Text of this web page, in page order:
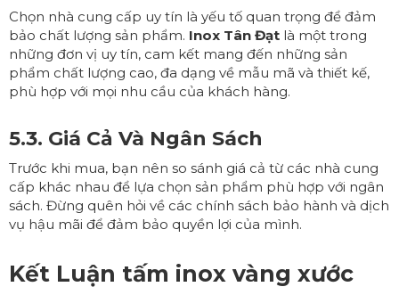
Chọn nhà cung cấp uy tín là yếu tố quan trọng để đảm
bảo chất lượng sản phẩm. Inox Tân Đạt là một trong
những đơn vị uy tín, cam kết mang đến những sản
phẩm chất lượng cao, đa dạng về mẫu mã và thiết kế,
phù hợp với mọi nhu cầu của khách hàng.
5.3. Giá Cả Và Ngân Sách
Trước khi mua, bạn nên so sánh giá cả từ các nhà cung
cấp khác nhau để lựa chọn sản phẩm phù hợp với ngân
sách. Đừng quên hỏi về các chính sách bảo hành và dịch
vụ hậu mãi để đảm bảo quyền lợi của mình.
Kết Luận tấm inox vàng xước